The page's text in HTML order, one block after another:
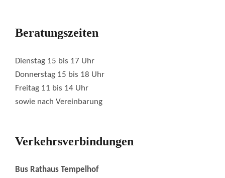
Beratungszeiten
Dienstag 15 bis 17 Uhr
Donnerstag 15 bis 18 Uhr
Freitag 11 bis 14 Uhr
sowie nach Vereinbarung
Verkehrsverbindungen
Bus Rathaus Tempelhof